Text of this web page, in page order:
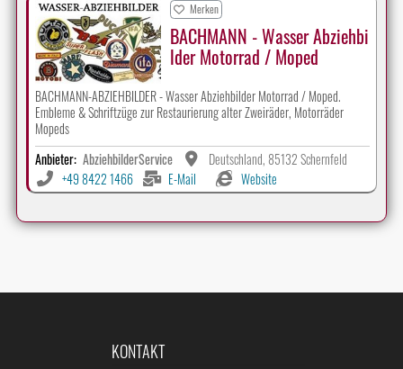
Merken
BACHMANN - Wasser Abziehbi
lder Motorrad / Moped
BACHMANN-ABZIEHBILDER - Wasser Abziehbilder Motorrad / Moped.
Embleme & Schriftzüge zur Restaurierung alter Zweiräder, Motorräder
Mopeds
Anbieter: AbziehbilderService
Deutschland, 85132 Schernfeld
+49 8422 1466
E-Mail Website
KONTAKT